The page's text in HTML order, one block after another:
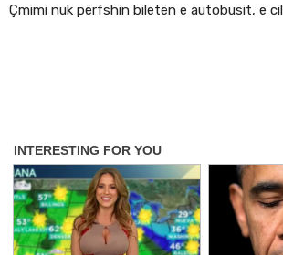
Çmimi nuk përfshin biletën e autobusit, e